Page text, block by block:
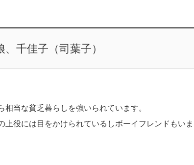
千佳子（司葉子）
当な貧乏暮らしを強いられています。
上役には目をかけられているしボーイフレンドもいま